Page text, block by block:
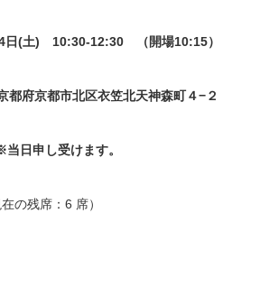
日(土) 10:30-12:30 （開場10:15）
都府京都市北区衣笠北天神森町４−２
日申し受けます。
在の残席：6 席）